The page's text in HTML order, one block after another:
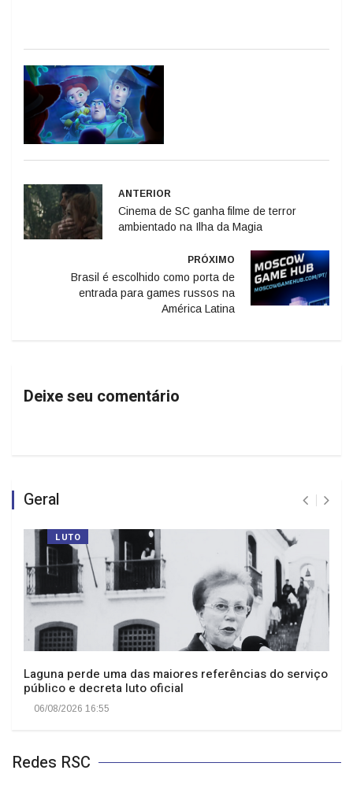
ANTERIOR
Cinema de SC ganha filme de terror
ambientado na Ilha da Magia
PRÓXIMO
Brasil é escolhido como porta de
entrada para games russos na
América Latina
Deixe seu comentário
Geral
LUTO
Laguna perde uma das maiores referências do serviço
público e decreta luto oficial
06/08/2026 16:55
Redes RSC